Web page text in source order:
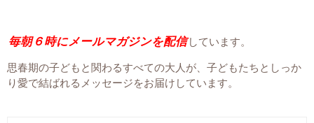
毎朝６時にメールマガジンを配信しています。
思春期の子どもと関わるすべての大人が、子どもたちとしっか
り愛で結ばれるメッセージをお届けしています。